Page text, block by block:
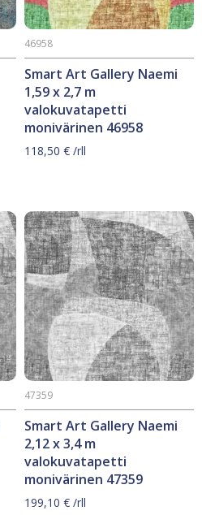
Smart Art Gallery Naemi
1,59 x 2,7 m
valokuvatapetti
monivärinen 46958
46958
118,50 € /rll
Smart Art Gallery Naemi
2,12 x 3,4 m
valokuvatapetti
monivärinen 47359
47359
199,10 € /rll